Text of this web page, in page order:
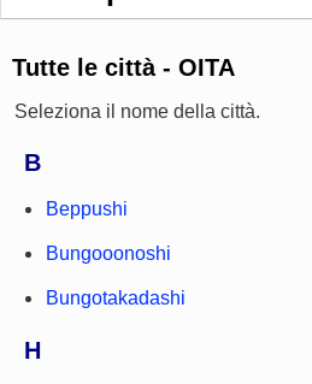
Tutte le città - OITA
Seleziona il nome della città.
B
Beppushi
Bungooonoshi
Bungotakadashi
H